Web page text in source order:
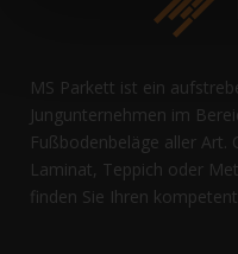
MS Parkett ist ein
Jungunternehmen im
Fußbodenbeläge aller Art.
Laminat, Teppich oder
finden Sie Ihren